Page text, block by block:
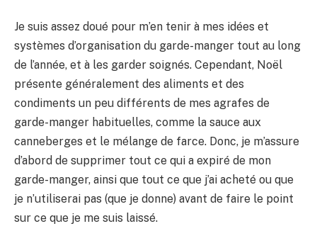
Je suis assez doué pour m’en tenir à mes idées et
systèmes d’organisation du garde-manger tout au long
de l’année, et à les garder soignés. Cependant, Noël
présente généralement des aliments et des
condiments un peu différents de mes agrafes de
garde-manger habituelles, comme la sauce aux
canneberges et le mélange de farce. Donc, je m’assure
d’abord de supprimer tout ce qui a expiré de mon
garde-manger, ainsi que tout ce que j’ai acheté ou que
je n’utiliserai pas (que je donne) avant de faire le point
sur ce que je me suis laissé.